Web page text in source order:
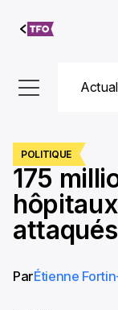
Aller au
contenu
POLITIQUE
175
attaqués
ParÉtienne